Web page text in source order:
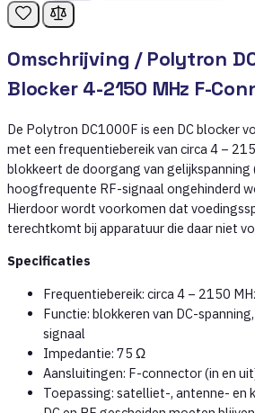
Omschrijving / Polytron
Blocker 4-2150 MHz F-
De Polytron DC1000F is een DC blocker
met een frequentiebereik van circa 4 –
blokkeert de doorgang van gelijkspanning
hoogfrequente RF-signaal ongehinderd
Hierdoor wordt voorkomen dat
terechtkomt bij apparatuur die daar niet
Specificaties
Frequentiebereik: circa 4 – 2150
Functie: blokkeren van DC-
signaal
Impedantie: 75 Ω
Aansluitingen: F-connector (in en
Toepassing: satelliet-, antenne- en